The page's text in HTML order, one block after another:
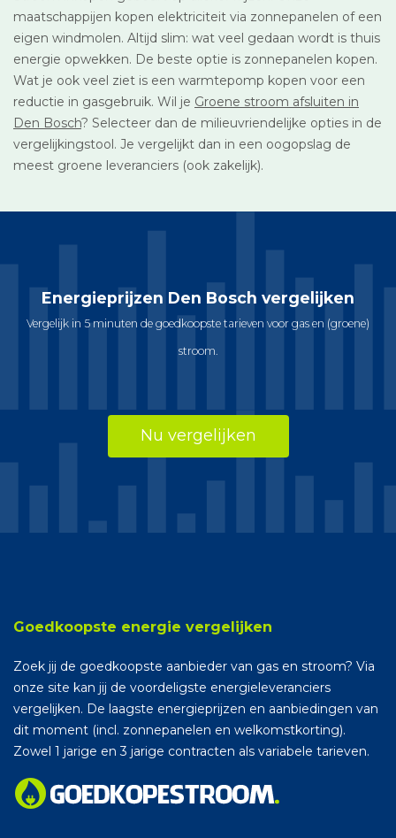
maatschappijen kopen elektriciteit via zonnepanelen of een
eigen windmolen. Altijd slim: wat veel gedaan wordt is thuis
energie opwekken. De beste optie is zonnepanelen kopen.
Wat je ook veel ziet is een warmtepomp kopen voor een
reductie in gasgebruik. Wil je Groene stroom afsluiten in
Den Bosch? Selecteer dan de milieuvriendelijke opties in de
vergelijkingstool. Je vergelijkt dan in een oogopslag de
meest groene leveranciers (ook zakelijk).
Energieprijzen Den Bosch vergelijken
Vergelijk in 5 minuten de goedkoopste tarieven voor gas en (groene)
stroom.
Nu vergelijken
Goedkoopste energie vergelijken
Zoek jij de goedkoopste aanbieder van gas en stroom? Via
onze site kan jij de voordeligste energieleveranciers
vergelijken. De laagste energieprijzen en aanbiedingen van
dit moment (incl. zonnepanelen en welkomstkorting).
Zowel 1 jarige en 3 jarige contracten als variabele tarieven.